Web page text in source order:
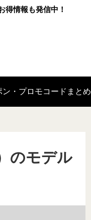
得情報も発信中！
・プロモコードまとめ
のモデル